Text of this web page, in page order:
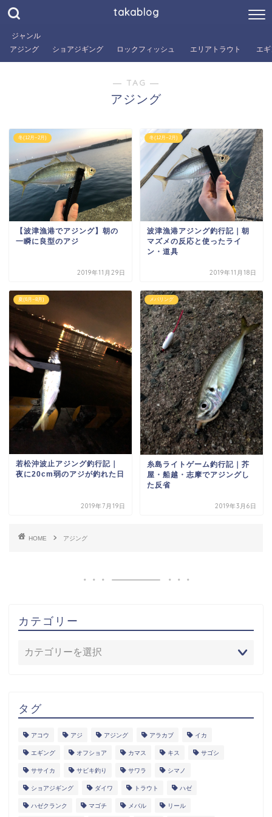
takablog
ジャンル
アジング
ショアジギング ロックフィッシュ エリアトラウト エ
― TAG ―
アジング
冬(12月~2月)
【波津漁港でアジング】朝の
一瞬に良型のアジ
2019年11月29日
冬(12月~2月)
波津漁港アジング釣行記｜朝
マズメの反応と使ったライ
ン・道具
2019年11月18日
夏(6月~8月)
若松沖波止アジング釣行記｜
夜に20cm弱のアジが釣れた日
2019年7月19日
メバリング
糸島ライトゲーム釣行記｜芥
屋・船越・志摩でアジングし
た反省
2019年3月6日
HOME アジング
カテゴリー
タグ
アコウ アジ アジング アラカブ イカ
エギング オフショア カマス キス サゴシ
ササイカ サビキ釣り サワラ シマノ
ショアジギング ダイワ トラウト ハゼ
ハゼクランク マゴチ メバル リール